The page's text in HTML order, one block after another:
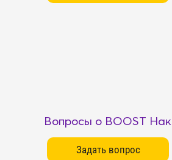
Вопросы о BOOST